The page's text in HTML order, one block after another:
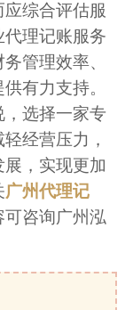
综合评估服
理记账服务
管理效率、
有力支持。
选择一家专
经营压力，
，实现更加
广州代理记
咨询广州泓